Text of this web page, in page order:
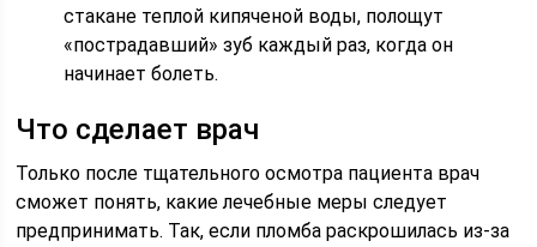
стакане теплой кипяченой воды, полощут
«пострадавший» зуб каждый раз, когда он
начинает болеть.
Что сделает врач
Только после тщательного осмотра пациента врач
сможет понять, какие лечебные меры следует
предпринимать. Так, если пломба раскрошилась из-за